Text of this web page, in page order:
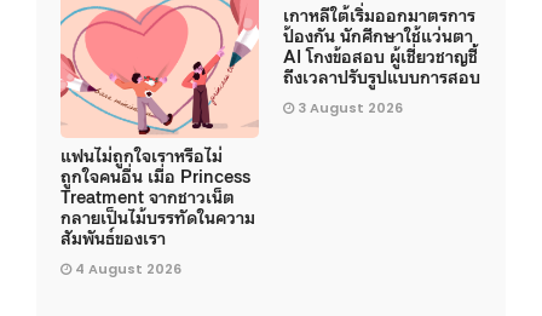
แฟนไม่ถูกใจเราหรือไม่
ถูกใจคนอื่น เมื่อ Princess
Treatment จากชาวเน็ต
กลายเป็นไม้บรรทัดในความ
สัมพันธ์ของเรา
4 August 2026
เกาหลีใต้เริ่มออกมาตรการ
ป้องกัน นักศึกษาใช้แว่นตา
AI โกงข้อสอบ ผู้เชี่ยวชาญชี้
ถึงเวลาปรับรูปแบบการสอบ
3 August 2026